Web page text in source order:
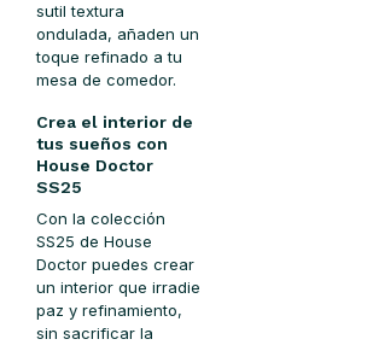
sutil textura
ondulada, añaden un
toque refinado a tu
mesa de comedor.
Crea el interior de
tus sueños con
House Doctor
SS25
Con la colección
SS25 de House
Doctor puedes crear
un interior que irradie
paz y refinamiento,
sin sacrificar la